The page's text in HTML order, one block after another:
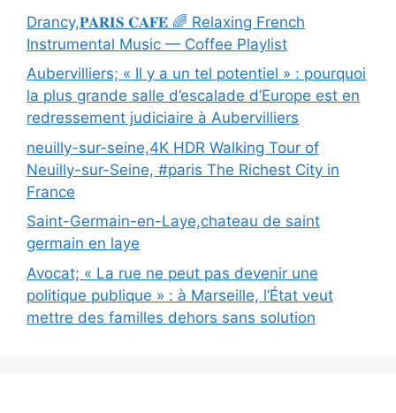
Drancy,𝐏𝐀𝐑𝐈𝐒 𝐂𝐀𝐅𝐄́ 🌈 Relaxing French
Instrumental Music — Coffee Playlist
Aubervilliers; « Il y a un tel potentiel » : pourquoi
la plus grande salle d’escalade d’Europe est en
redressement judiciaire à Aubervilliers
neuilly-sur-seine,4K HDR Walking Tour of
Neuilly-sur-Seine, #paris The Richest City in
France
Saint-Germain-en-Laye,chateau de saint
germain en laye
Avocat; « La rue ne peut pas devenir une
politique publique » : à Marseille, l’État veut
mettre des familles dehors sans solution